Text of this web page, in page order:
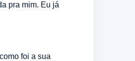
pra mim. Eu já
foi a sua